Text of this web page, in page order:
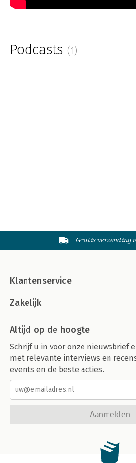
Podcasts (1)
Gratis verzending
Klantenservice
Zakelijk
Altijd op de hoogte
Schrijf u in voor onze nieuwsbrief
met relevante interviews en
events en de beste acties.
Aanmelden